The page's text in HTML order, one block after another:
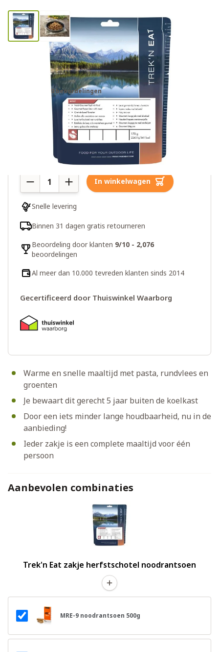
Trek'n Eat zakje herfstschotel
noodrantsoen
0 beoordelingen
Meer dan 10 op voorraad
Warme en snelle maaltijd met pasta, rundvlees en
groenten
Je bewaart dit gerecht 5 jaar buiten de koelkast
Door een iets minder lange houdbaarheid, nu in de
aanbieding!
Ieder zakje is een complete maaltijd voor één
persoon
Aantal In winkelwagen
Snelle levering
Binnen 31 dagen gratis retourneren
Beoordeling door klanten 9/10 - 2,076
beoordelingen
Al meer dan 10.000 tevreden klanten sinds 2014
Gecertificeerd door Thuiswinkel Waarborg
Aanbevolen combinaties
Trek'n Eat zakje herfstschotel noodrantsoen
MRE-9 noodrantsoen 500g